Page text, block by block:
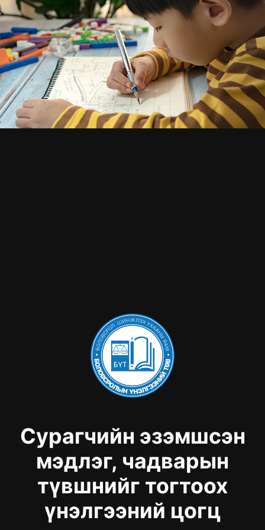
Сурагчийн эзэмшсэн
мэдлэг, чадварын
түвшнийг тогтоох
үнэлгээний цогц